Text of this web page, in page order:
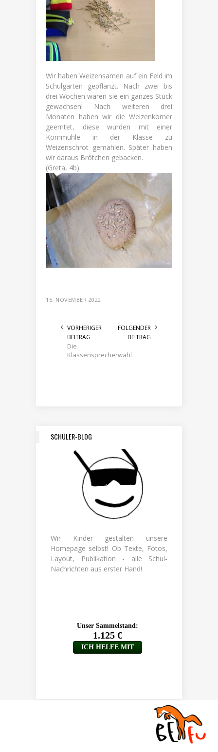
Wir haben Weizensamen auf ein Feld im
Schulgarten gepflanzt. Nach zwei bis
drei Wochen waren sie ein ganzes Stück
gewachsen! Nach weiteren drei
Monaten haben wir die Weizenkörner
geerntet, diese wurden mit einer
Kornmühle in der Klasse zu
Weizenschrot gemahlen. Später haben
wir daraus Brötchen gebacken.
(Greta, 4b)
15. NOVEMBER 2022
VORHERIGER
BEITRAG
Die
Klassensprecherwahl
FOLGENDER
BEITRAG
SCHÜLER-BLOG
Wir Kinder gestalten unsere
Homepage selbst! Ob Texte, Fotos,
Layout, Publikation - alle Schul-
Nachrichten aus erster Hand!